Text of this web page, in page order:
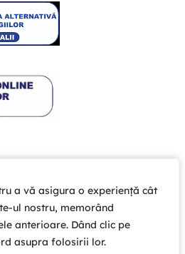
a vă asigura o experiență cât
ul nostru, memorând
anterioare. Dând clic pe
asupra folosirii lor.
a vă asigura o experiență cât
ul nostru, memorând
anterioare. Dând clic pe
asupra folosirii lor.